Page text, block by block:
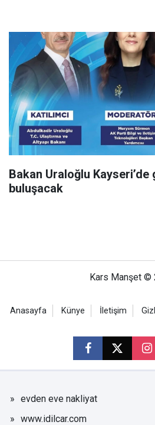
Bakan Uraloğlu Kayseri’de
buluşacak
Kars Manşet ©
Anasayfa Künye İletişim
evden eve nakliyat
www.idilcar.com